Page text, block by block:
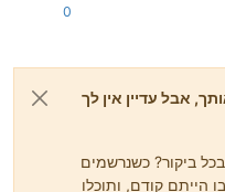
0
אבל עדיין אין לך
ביקור? כשנרשמים
הייתם קודם, ותוכלו